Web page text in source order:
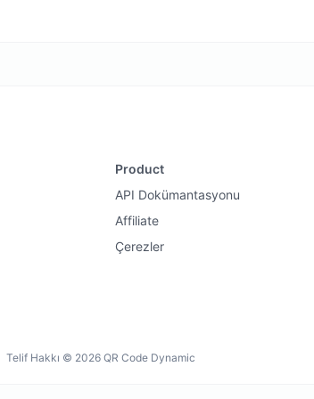
Product
API Dokümantasyonu
Affiliate
Çerezler
Telif Hakkı © 2026 QR Code Dynamic